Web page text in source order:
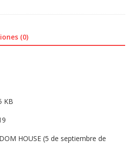
(0)
KB
HOUSE (5 de septiembre de